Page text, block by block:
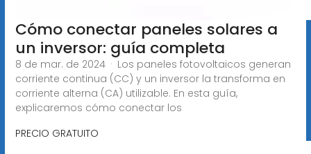
Cómo conectar paneles solares a
un inversor: guía completa
8 de mar. de 2024 · Los paneles fotovoltaicos generan
corriente continua (CC) y un inversor la transforma en
corriente alterna (CA) utilizable. En esta guía,
explicaremos cómo conectar los
PRECIO GRATUITO